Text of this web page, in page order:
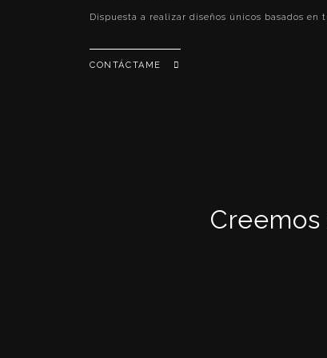
Dispuesta a realizar diseños únicos basados en
CONTÁCTAME